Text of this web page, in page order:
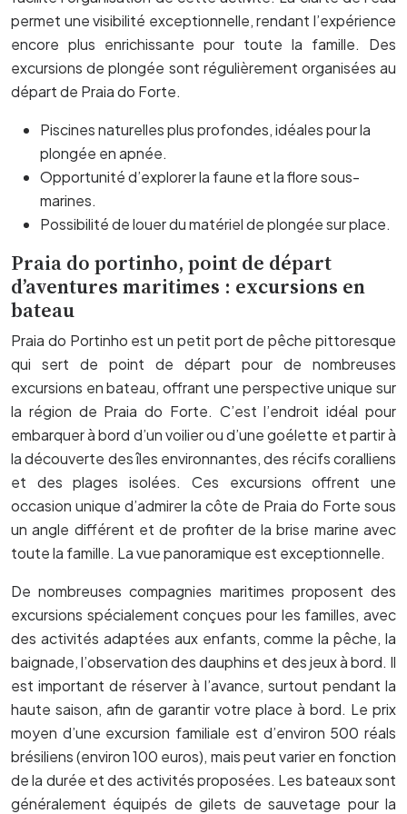
permet une visibilité exceptionnelle, rendant l’expérience
encore plus enrichissante pour toute la famille. Des
excursions de plongée sont régulièrement organisées au
départ de Praia do Forte.
Piscines naturelles plus profondes, idéales pour la
plongée en apnée.
Opportunité d’explorer la faune et la flore sous-
marines.
Possibilité de louer du matériel de plongée sur place.
Praia do portinho, point de départ
d’aventures maritimes : excursions en
bateau
Praia do Portinho est un petit port de pêche pittoresque
qui sert de point de départ pour de nombreuses
excursions en bateau, offrant une perspective unique sur
la région de Praia do Forte. C’est l’endroit idéal pour
embarquer à bord d’un voilier ou d’une goélette et partir à
la découverte des îles environnantes, des récifs coralliens
et des plages isolées. Ces excursions offrent une
occasion unique d’admirer la côte de Praia do Forte sous
un angle différent et de profiter de la brise marine avec
toute la famille. La vue panoramique est exceptionnelle.
De nombreuses compagnies maritimes proposent des
excursions spécialement conçues pour les familles, avec
des activités adaptées aux enfants, comme la pêche, la
baignade, l’observation des dauphins et des jeux à bord. Il
est important de réserver à l’avance, surtout pendant la
haute saison, afin de garantir votre place à bord. Le prix
moyen d’une excursion familiale est d’environ 500 réals
brésiliens (environ 100 euros), mais peut varier en fonction
de la durée et des activités proposées. Les bateaux sont
généralement équipés de gilets de sauvetage pour la